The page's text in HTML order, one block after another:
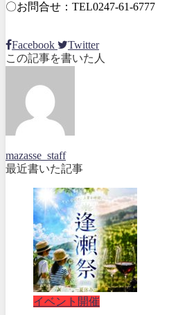
〇お問合せ：TEL0247-61-6777
Facebook
Twitter
この記事を書いた人
mazasse_staff
最近書いた記事
イベント開催